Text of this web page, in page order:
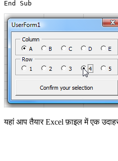
यहां आप तैयार Excel फ़ाइल में एक